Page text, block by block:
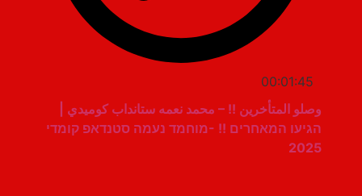
00:01:45
وصلو المتأخرين !! – محمد نعمه ستانداب كوميدي |
הגיעו המאחרים !! -מוחמד נעמה סטנדאפ קומדי